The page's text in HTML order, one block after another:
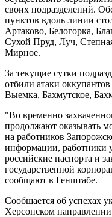
своих подразделений.
пунктов вдоль линии
Артаково, Белогорка,
Сухой Пруд, Луч,
Мирное.
За текущие сутки
отбили атаки
Выемка, Бахмутское,
"Во временно
продолжают оказывать
на работников
информации, работники
российские паспорта и
государственной
сообщают в Генштабе.
Сообщается об успехах
Херсонском